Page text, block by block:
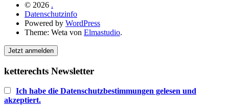
© 2026 .
Datenschutzinfo
Powered by WordPress
Theme: Weta von Elmastudio.
Jetzt anmelden
ketterechts Newsletter
Ich habe die Datenschutzbestimmungen gelesen und
akzeptiert.